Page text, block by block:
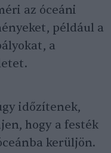
az óceáni
például a
a
időzítenek,
hogy a festék
kerüljön.